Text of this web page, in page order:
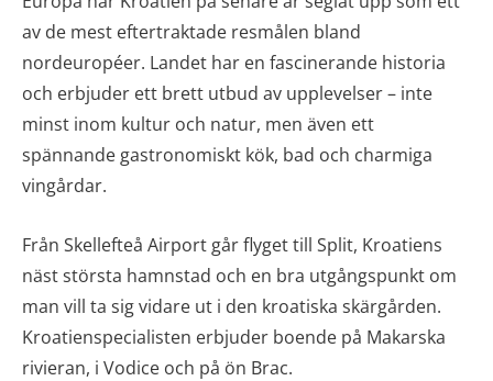
av de mest eftertraktade resmålen bland
nordeuropéer. Landet har en fascinerande historia
och erbjuder ett brett utbud av upplevelser – inte
minst inom kultur och natur, men även ett
spännande gastronomiskt kök, bad och charmiga
vingårdar.
Från Skellefteå Airport går flyget till Split, Kroatiens
näst största hamnstad och en bra utgångspunkt om
man vill ta sig vidare ut i den kroatiska skärgården.
Kroatienspecialisten erbjuder boende på Makarska
rivieran, i Vodice och på ön Brac.